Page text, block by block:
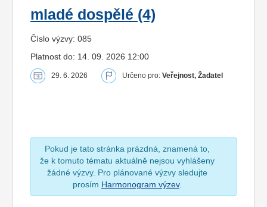
mladé dospělé (4)
Číslo výzvy: 085
Platnost do: 14. 09. 2026 12:00
29. 6. 2026 Určeno pro: Veřejnost, Žadatel
Pokud je tato stránka prázdná, znamená to,
že k tomuto tématu aktuálně nejsou vyhlášeny
žádné výzvy. Pro plánované výzvy sledujte
prosím Harmonogram výzev.